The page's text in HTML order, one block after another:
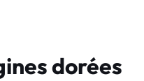
dorées